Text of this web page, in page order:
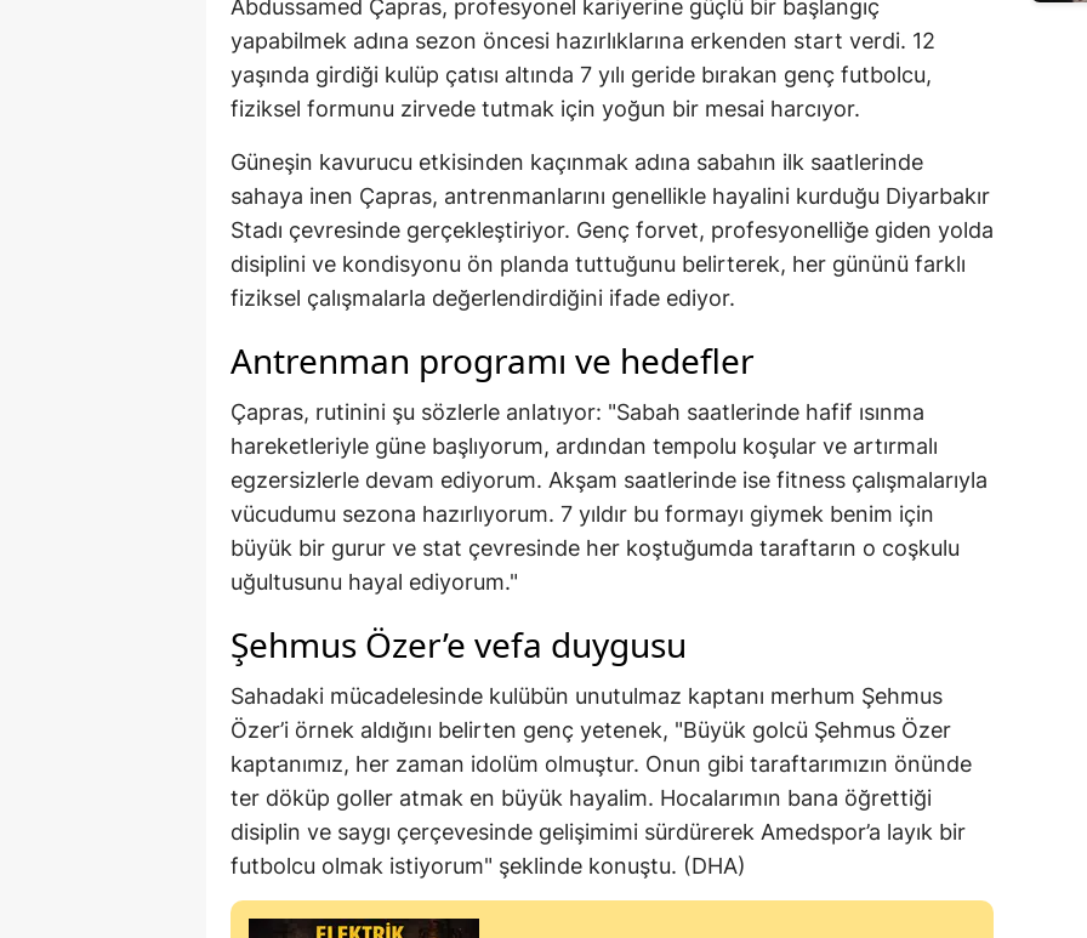
Abdussamed Çapras, profesyonel kariyerine güçlü bir başlangıç
yapabilmek adına sezon öncesi hazırlıklarına erkenden start verdi. 12
yaşında girdiği kulüp çatısı altında 7 yılı geride bırakan genç futbolcu,
fiziksel formunu zirvede tutmak için yoğun bir mesai harcıyor.
Güneşin kavurucu etkisinden kaçınmak adına sabahın ilk saatlerinde
sahaya inen Çapras, antrenmanlarını genellikle hayalini kurduğu Diyarbakır
Stadı çevresinde gerçekleştiriyor. Genç forvet, profesyonelliğe giden yolda
disiplini ve kondisyonu ön planda tuttuğunu belirterek, her gününü farklı
fiziksel çalışmalarla değerlendirdiğini ifade ediyor.
Antrenman programı ve hedefler
Çapras, rutinini şu sözlerle anlatıyor: "Sabah saatlerinde hafif ısınma
hareketleriyle güne başlıyorum, ardından tempolu koşular ve artırmalı
egzersizlerle devam ediyorum. Akşam saatlerinde ise fitness çalışmalarıyla
vücudumu sezona hazırlıyorum. 7 yıldır bu formayı giymek benim için
büyük bir gurur ve stat çevresinde her koştuğumda taraftarın o coşkulu
uğultusunu hayal ediyorum."
Şehmus Özer’e vefa duygusu
Sahadaki mücadelesinde kulübün unutulmaz kaptanı merhum Şehmus
Özer’i örnek aldığını belirten genç yetenek, "Büyük golcü Şehmus Özer
kaptanımız, her zaman idolüm olmuştur. Onun gibi taraftarımızın önünde
ter döküp goller atmak en büyük hayalim. Hocalarımın bana öğrettiği
disiplin ve saygı çerçevesinde gelişimimi sürdürerek Amedspor’a layık bir
futbolcu olmak istiyorum" şeklinde konuştu. (DHA)